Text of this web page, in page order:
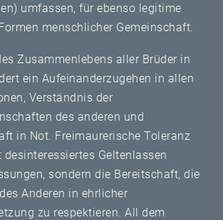
umfassen, für ebenso legitime
menschlicher Gemeinschaft.
Zusammenlebens aller Brüder in
ein Aufeinanderzugehen in allen
Verständnis der
des anderen und
in Not. Freimaurerische Toleranz
Geltenlassen
sondern die Bereitschaft, die
Anderen in ehrlicher
zu respektieren. All dem